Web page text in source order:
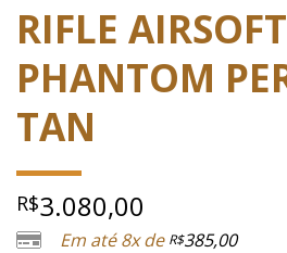
RIFLE
PHANTOM
TAN
R$3.080,00
Em até 8x de R$385,00